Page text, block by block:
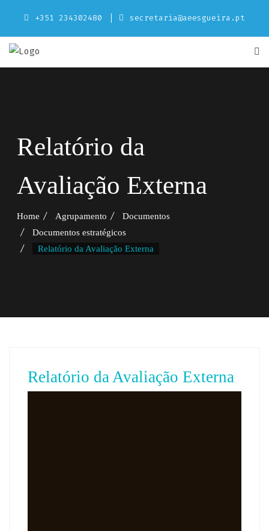
content
+351 234302480 secretaria@aeesgueira.pt
Relatório da
Avaliação Externa
Home Agrupamento
Documentos
Documentos estratégicos
Relatório da Avaliação Externa
Relatório da Avaliação Externa